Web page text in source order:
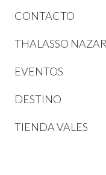
CONTACTO
THALASSO
EVENTOS
DESTINO
TIENDA VALES